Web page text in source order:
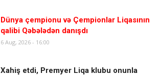
Dünya çempionu və Çempionlar Liqasının
qalibi Qəbələdən danışdı
6 Aug, 2026 - 16:00
Xahiş etdi, Premyer Liqa klubu onunla